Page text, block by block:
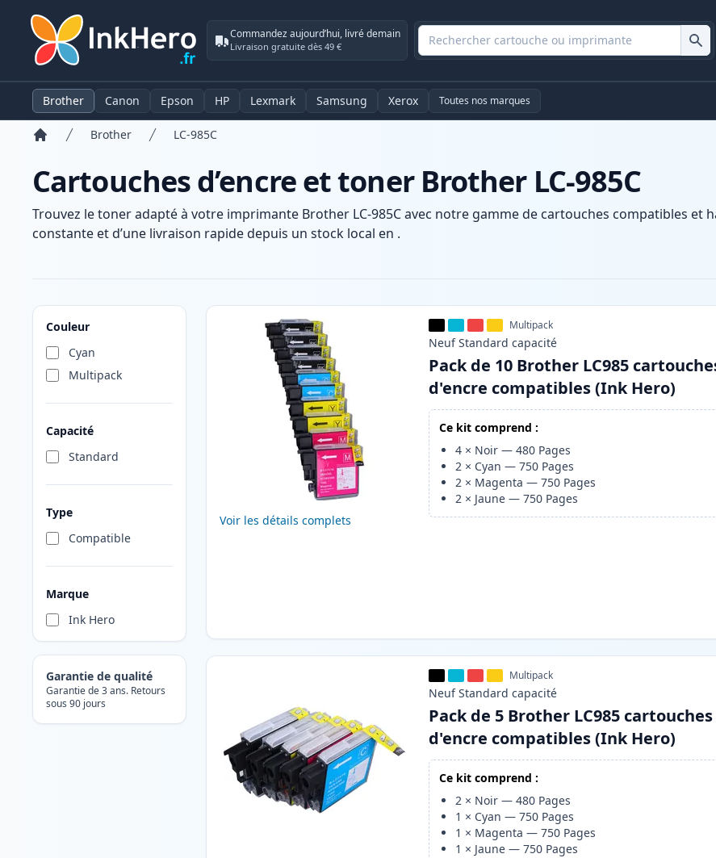
Commandez aujourd’hui, livré demain
Livraison gratuite dès 49 €
Brother Canon Epson HP Lexmark Samsung Xerox Toutes nos marques
Brother LC-985C
Cartouches d’encre et toner Brother LC-985C
Trouvez le toner adapté à votre imprimante Brother LC-985C avec notre gamme de cartouches compatibles et
constante et d’une livraison rapide depuis un stock local en .
Couleur
Cyan
Multipack
Capacité
Standard
Type
Compatible
Marque
Ink Hero
Garantie de qualité
Garantie de 3 ans. Retours
sous 90 jours
Produits
Voir les détails complets
Multipack
Neuf Standard capacité
Pack de 10 Brother LC985
d'encre compatibles (Ink Hero)
Ce kit comprend :
4 × Noir —480 Pages
2 × Cyan —750 Pages
2 × Magenta —750 Pages
2 × Jaune —750 Pages
Multipack
Neuf Standard capacité
Pack de 5 Brother LC985 cartouches
d'encre compatibles (Ink Hero)
Ce kit comprend :
2 × Noir —480 Pages
1 × Cyan —750 Pages
1 × Magenta —750 Pages
1 × Jaune —750 Pages